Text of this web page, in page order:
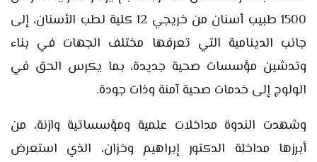
1500 طبيب أسنان من خريجي 12 كلية لطب الأسنان، إلى
جانب الدينامية التي تعرفها مختلف الجهات في بناء
وتدشين مؤسسات صحية جديدة، بما يكرس الحق في
الولوج إلى خدمات صحية آمنة وذات جودة.
وشهدت الندوة مداخلات علمية ومؤسساتية وازنة، من
أبرزها مداخلة الدكتور إبراهيم وخزان، الذي استعرض